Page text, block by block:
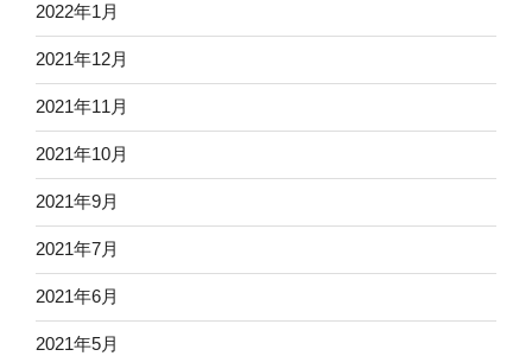
2022年1月
2021年12月
2021年11月
2021年10月
2021年9月
2021年7月
2021年6月
2021年5月